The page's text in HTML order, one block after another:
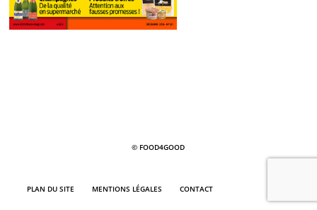
© FOOD4GOOD
PLAN DU SITE MENTIONS LÉGALES CONTACT